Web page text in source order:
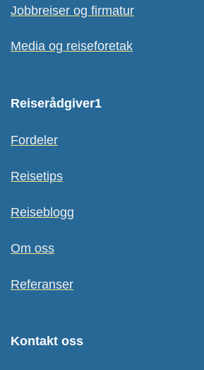
Jobbreiser og firmatur
Media og reiseforetak
Reiserådgiver1
Fordeler
Reisetips
Reiseblogg
Om oss
Referanser
Kontakt oss